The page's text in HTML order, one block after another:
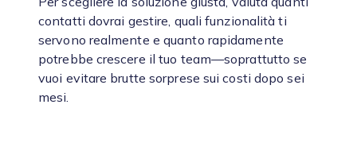
contatti dovrai gestire, quali funzionalità ti
servono realmente e quanto rapidamente
potrebbe crescere il tuo team—soprattutto se
vuoi evitare brutte sorprese sui costi dopo sei
mesi.